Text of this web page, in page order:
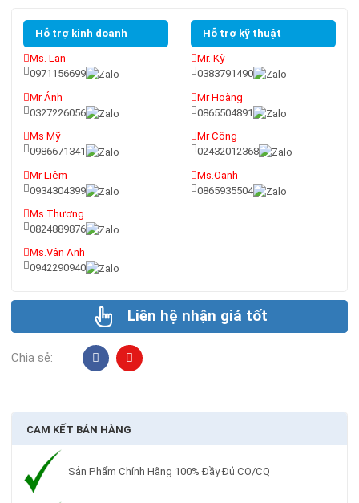
Hỗ trợ kinh doanh
Ms. Lan
0971156699
Mr Ánh
0327226056
Ms Mỹ
0986671341
Mr Liêm
0934304399
Ms.Thương
0824889876
Ms.Vân Anh
0942290940
Hỗ trợ kỹ thuật
Mr. Kỳ
0383791490
Mr Hoàng
0865504891
Mr Công
02432012368
Ms.Oanh
0865935504
Liên hệ nhận giá tốt
Chia sẻ:
CAM KẾT BÁN HÀNG
Sản Phẩm Chính Hãng 100% Đầy Đủ CO/CQ